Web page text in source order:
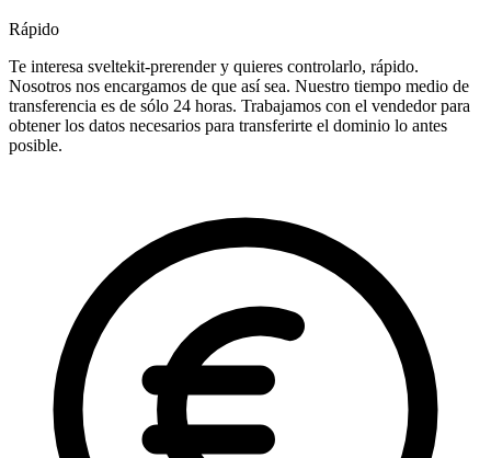
Rápido
Te interesa sveltekit-prerender y quieres controlarlo, rápido.
Nosotros nos encargamos de que así sea. Nuestro tiempo medio de
transferencia es de sólo 24 horas. Trabajamos con el vendedor para
obtener los datos necesarios para transferirte el dominio lo antes
posible.